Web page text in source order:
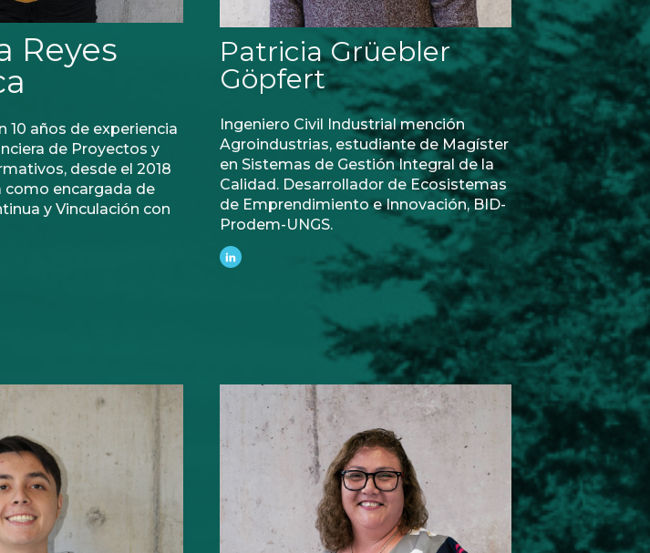
Reyes
10 años de experiencia
de Proyectos y
desde el 2018
como encargada de
y Vinculación con
Patricia Grüebler
Göpfert
Ingeniero Civil Industrial mención
Agroindustrias, estudiante de Magíster
en Sistemas de Gestión Integral de la
Calidad. Desarrollador de Ecosistemas
de Emprendimiento e Innovación, BID-
Prodem-UNGS.